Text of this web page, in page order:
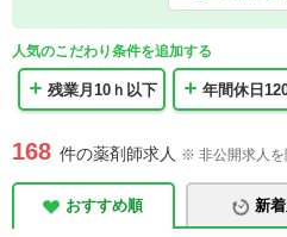
人気のこだわり条件を追加する
残業月10ｈ以下 年間休日
168 件の薬剤師求人 ※ 非公開求人を
おすすめ順 新